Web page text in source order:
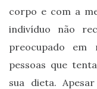
corpo e com a
indivíduo não
preocupado em
pessoas que
sua dieta.